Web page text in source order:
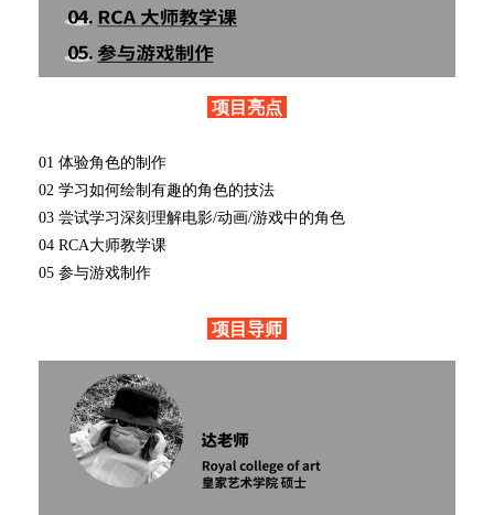
项目亮点
01 体验角色的制作
02 学习如何绘制有趣的角色的技法
03 尝试学习深刻理解电影/动画/游戏中的角色
04 RCA大师教学课
05 参与游戏制作
项目导师